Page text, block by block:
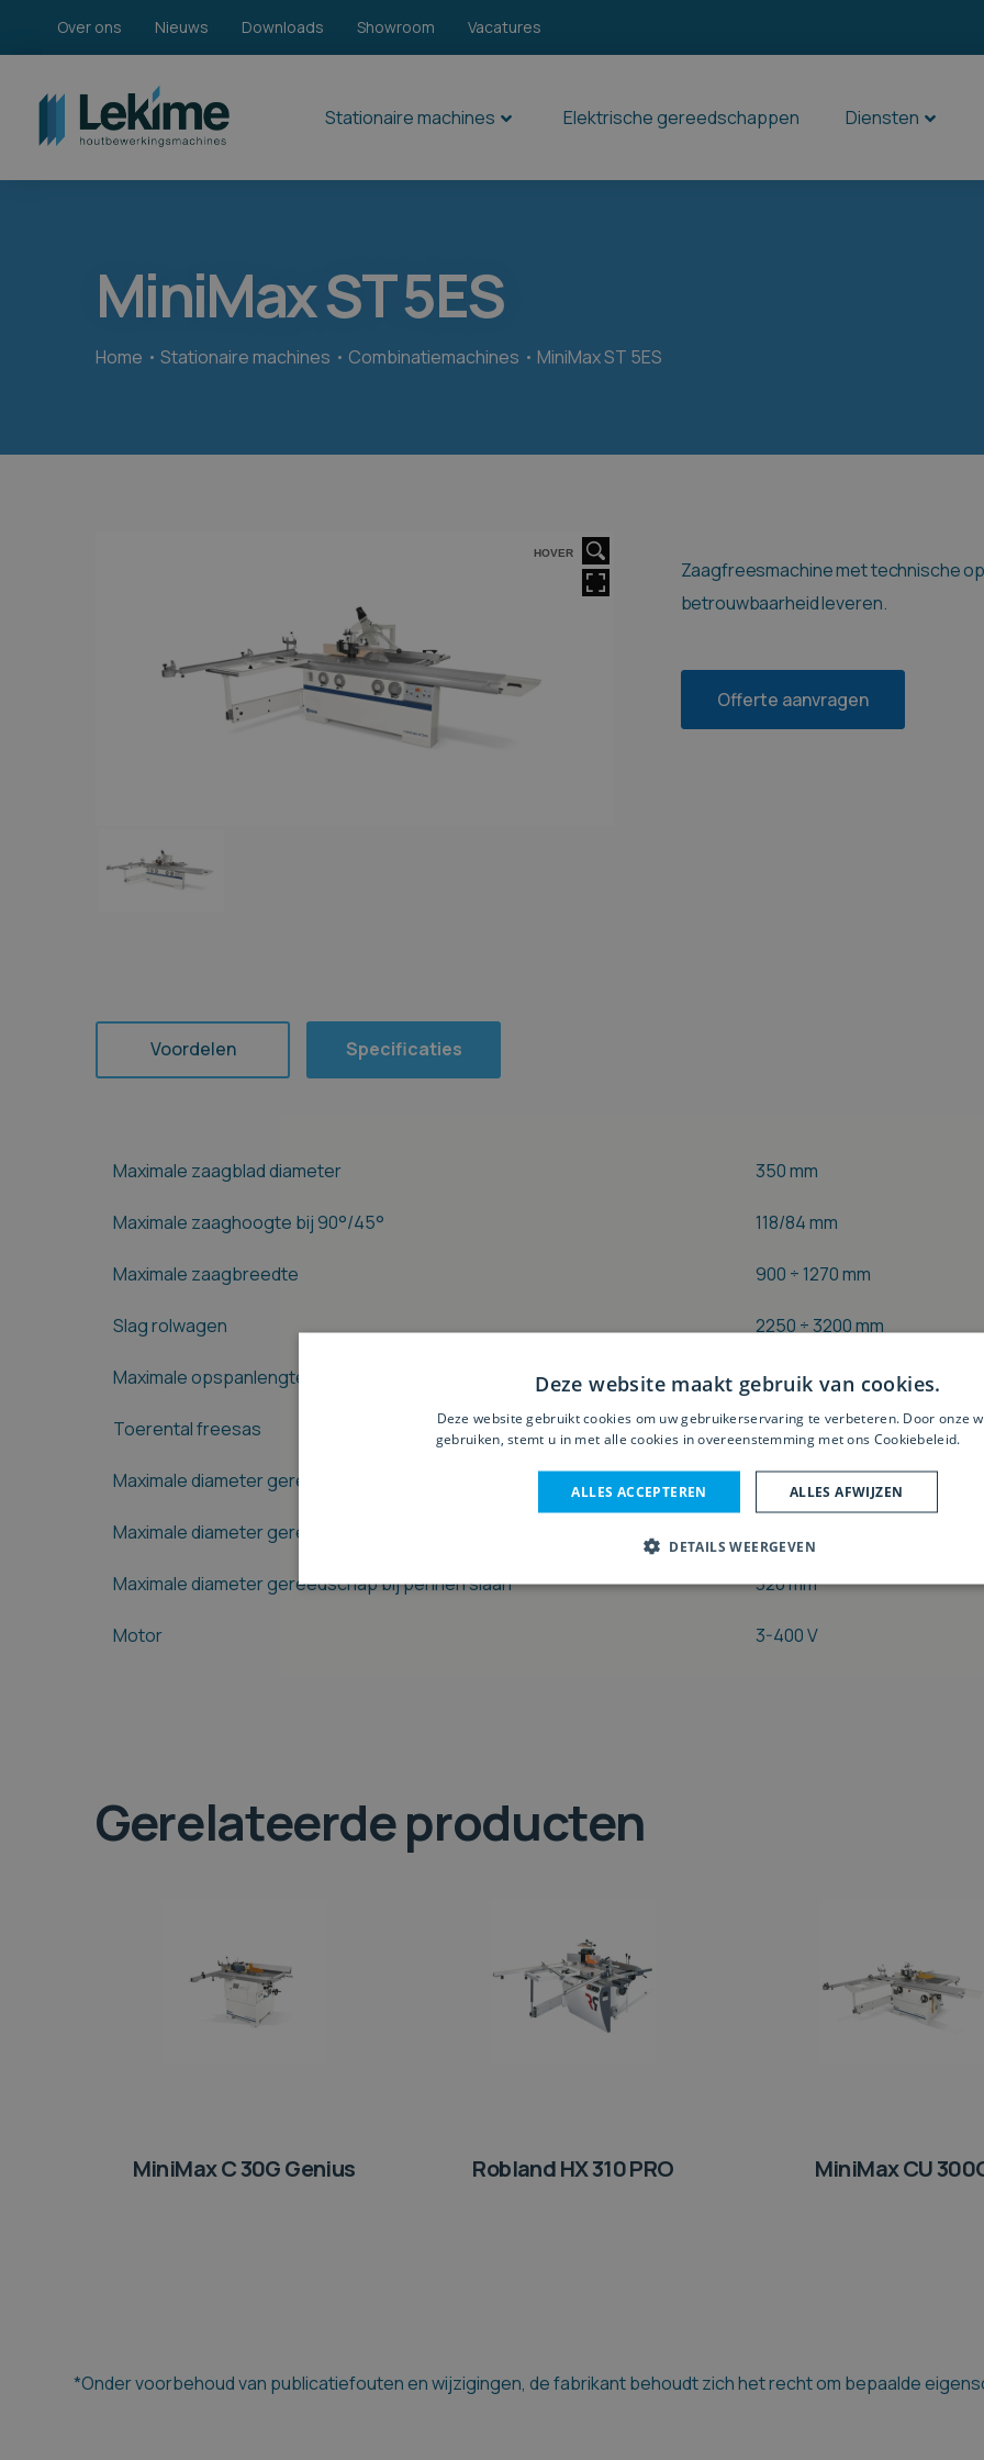
Over ons Nieuws Downloads Showroom Vacatures
Stationaire machines Elektrische gereedschappen Diensten
MiniMax ST 5ES
Home Stationaire machines Combinatiemachines MiniMax ST 5ES
HOVER
Zaagfreesmachine met technische
betrouwbaarheid leveren.
Offerte aanvragen
Specificaties
Voordelen
Maximale zaagblad diameter 350 mm
Maximale zaaghoogte bij 90°/45° 118/84 mm
Maximale zaagbreedte 900 ÷ 1270 mm
Slag rolwagen 2250 ÷ 3200 mm
Maximale opspanlengte freesas 125 mm
Toerental freesas 3500/6000/8000/10.000 t/
Maximale diameter gereedschap boven de werktafel 240 mm
Maximale diameter gereedschap onder de werktafel bij 90°
Maximale diameter gereedschap bij pennen slaan 320 mm
Motor 3-400 V
Gerelateerde producten
MiniMax C 30G Genius Robland HX 310 PRO MiniMax CU
*Onder voorbehoud van publicatiefouten en wijzigingen, de fabrikant behoudt zich het recht om bepaalde
Deze website maakt gebruik van cookies.
Deze website gebruikt cookies om uw gebruikerservaring te verbeteren. Door onze
gebruiken, stemt u in met alle cookies in overeenstemming met ons Cookiebeleid.
ALLES ACCEPTEREN ALLES AFWIJZEN
DETAILS WEERGEVEN